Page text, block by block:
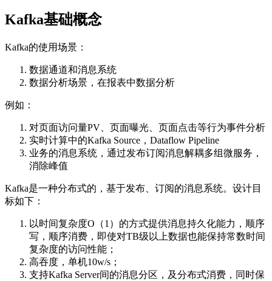
Kafka基础概念
Kafka的使用场景：
数据通道和消息系统
数据分析场景，在报表中数据分析
例如：
对页面访问量PV、页面曝光、页面点击等行为事件分析
实时计算中的Kafka Source，Dataflow Pipeline
业务的消息系统，通过发布订阅消息解耦多组微服务，
消除峰值
Kafka是一种分布式的，基于发布、订阅的消息系统。设计目
标如下：
以时间复杂度O（1）的方式提供消息持久化能力，顺序
写，顺序消费，即使对TB级以上数据也能保持常数时间
复杂度的访问性能；
高吞度，单机10w/s；
支持Kafka Server间的消息分区，及分布式消费，同时保